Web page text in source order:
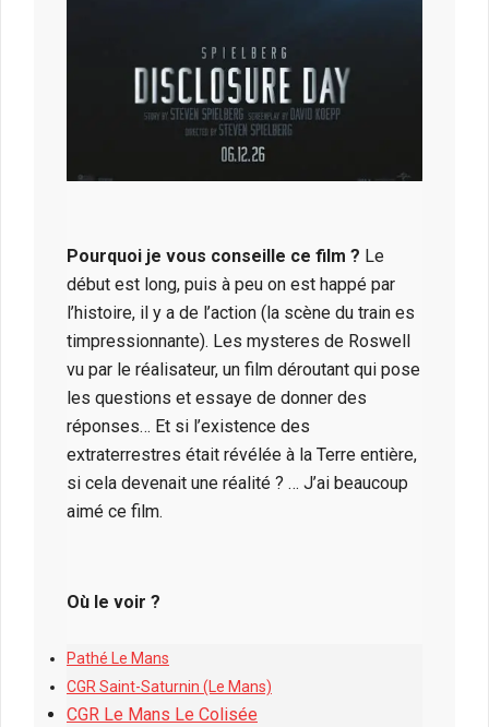
Pourquoi je vous conseille ce film ? Le
début est long, puis à peu on est happé par
l’histoire, il y a de l’action (la scène du train es
timpressionnante). Les mysteres de Roswell
vu par le réalisateur, un film déroutant qui pose
les questions et essaye de donner des
réponses… Et si l’existence des
extraterrestres était révélée à la Terre entière,
si cela devenait une réalité ? … J’ai beaucoup
aimé ce film.
Où le voir ?
Pathé Le Mans
CGR Saint-Saturnin (Le Mans)
CGR Le Mans Le Colisée